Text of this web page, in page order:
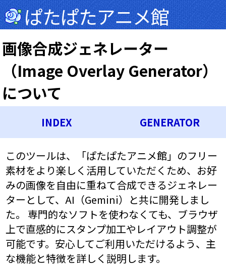
ぱたぱたアニメ館
画像合成ジェネレーター
（Image Overlay Generator）
について
INDEX GENERATOR
このツールは、「ぱたぱたアニメ館」のフリー
素材をより楽しく活用していただくため、お好
みの画像を自由に重ねて合成できるジェネレー
ターとして、AI（Gemini）と共に開発しまし
た。 専門的なソフトを使わなくても、ブラウザ
上で直感的にスタンプ加工やレイアウト調整が
可能です。安心してご利用いただけるよう、主
な機能と特徴を詳しく説明します。